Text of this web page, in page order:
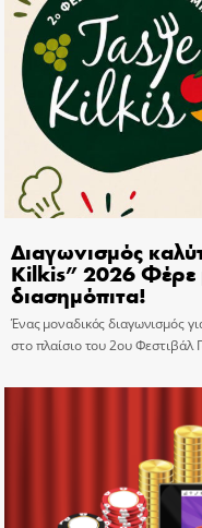
Διαγωνισμός
Kilkis” 2026 Φέρε
διασημόπιτα!
Ένας μοναδικός διαγωνισμός
στο πλαίσιο του 2ου Φεστιβάλ